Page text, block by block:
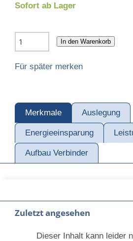
Sofort ab Lager
In den Warenkorb
Für später merken
Merkmale Auslegung
Energieeinsparung
Aufbau Verbinder
Zuletzt angesehen
Dieser Inhalt kann leider